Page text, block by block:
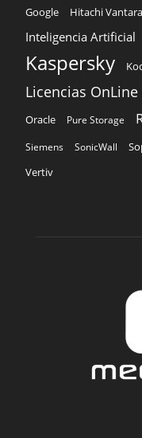
Google Hitachi Vantara
Inteligencia Artificial
Kaspersky
Licencias OnLine
Oracle Pure Storage
Siemens SonicWall
Vertiv